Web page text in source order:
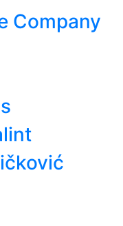
Company